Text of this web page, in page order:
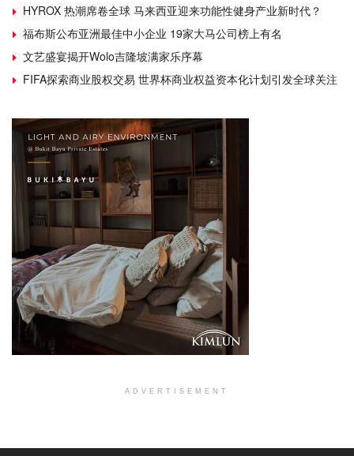
HYROX 热潮席卷全球 马来西亚迎来功能性健身产业新时代？
福布斯公布亚洲最佳中小企业 19家大马公司榜上有名
文艺盛宴揭开Wolo吉隆坡满家乐序幕
FIFA探索商业股权交易 世界杯商业权益资本化计划引发全球关注
ADVERTISEMENT